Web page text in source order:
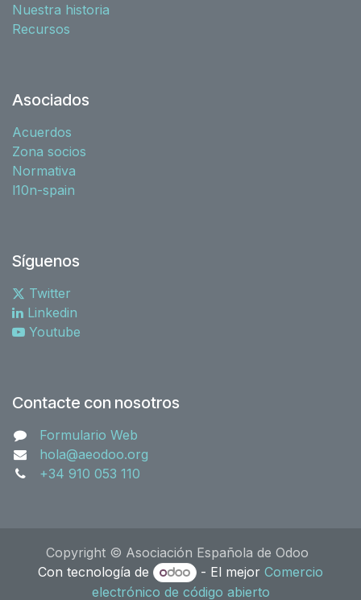
Nuestra historia
Recursos
Asociados
Acuerdos
Zona socios
Normativa
l10n-spain
Síguenos
Twitter
Linkedin
Youtube
Contacte con nosotros
Formulario Web
hola@aeodoo.org
+34 910 053 110
Copyright © Asociación Española de Odoo
Con tecnología de
- El mejorComercio
electrónico de código abierto